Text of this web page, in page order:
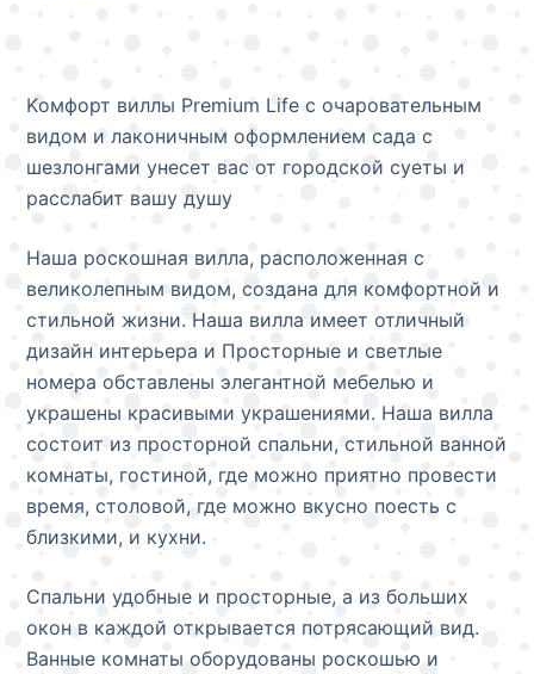
Kомфорт виллы Premium Life с очаровательным
видом и лаконичным оформлением сада с
шезлонгами унесет вас от городской суеты и
расслабит вашу душу
Наша роскошная вилла, расположенная с
великолепным видом, создана для комфортной и
стильной жизни. Наша вилла имеет отличный
дизайн интерьера и Просторные и светлые
номера обставлены элегантной мебелью и
украшены красивыми украшениями. Наша вилла
состоит из просторной спальни, стильной ванной
комнаты, гостиной, где можно приятно провести
время, столовой, где можно вкусно поесть с
близкими, и кухни.
Спальни удобные и просторные, а из больших
окон в каждой открывается потрясающий вид.
Ванные комнаты оборудованы роскошью и